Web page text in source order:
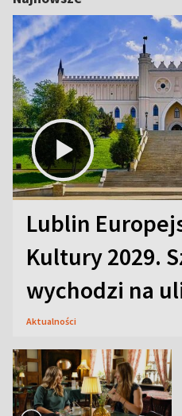
Lublin
Kultury 2029.
wychodzi na
Aktualności